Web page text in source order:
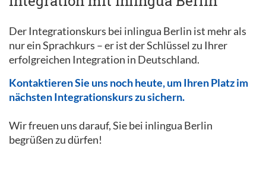
Der Integrationskurs bei inlingua Berlin ist mehr als
nur ein Sprachkurs – er ist der Schlüssel zu Ihrer
erfolgreichen Integration in Deutschland.
Kontaktieren Sie uns noch heute, um Ihren Platz im
nächsten Integrationskurs zu sichern.
Wir freuen uns darauf, Sie bei inlingua Berlin
begrüßen zu dürfen!